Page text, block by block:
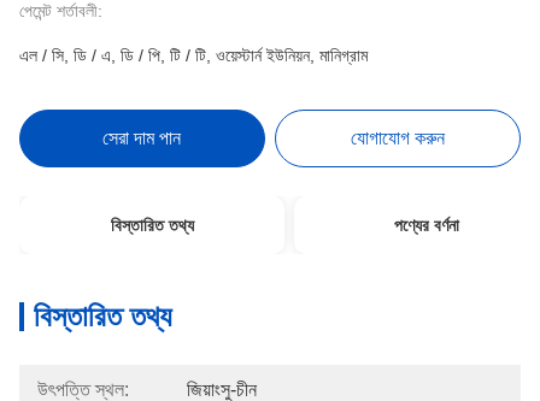
পেমেন্ট শর্তাবলী:
এল / সি, ডি / এ, ডি / পি, টি / টি, ওয়েস্টার্ন ইউনিয়ন, মানিগ্রাম
সেরা দাম পান যোগাযোগ করুন
বিস্তারিত তথ্য পণ্যের বর্ণনা
বিস্তারিত তথ্য
উৎপত্তি স্থল: জিয়াংসু-চীন